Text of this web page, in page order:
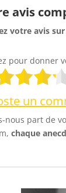
avis
votre avis
pour donner
un
nous part de
chaque